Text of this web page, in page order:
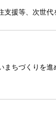
援等、次世代
ちづくりを